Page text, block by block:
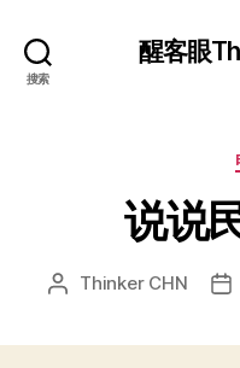
搜索
醒客眼
说说
文 Thinker CHN
发